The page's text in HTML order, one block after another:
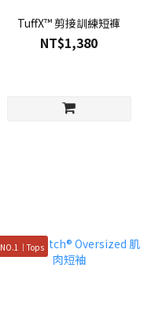
TuffX™ 剪接訓練短褲
NT$1,380
NO.1｜Tops